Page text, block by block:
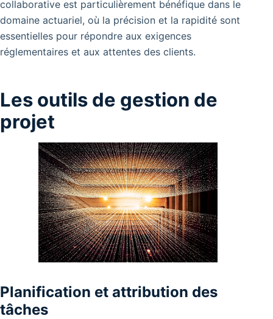
collaborative est particulièrement bénéfique dans le
domaine actuariel, où la précision et la rapidité sont
essentielles pour répondre aux exigences
réglementaires et aux attentes des clients.
Les outils de gestion de
projet
Planification et attribution des
tâches